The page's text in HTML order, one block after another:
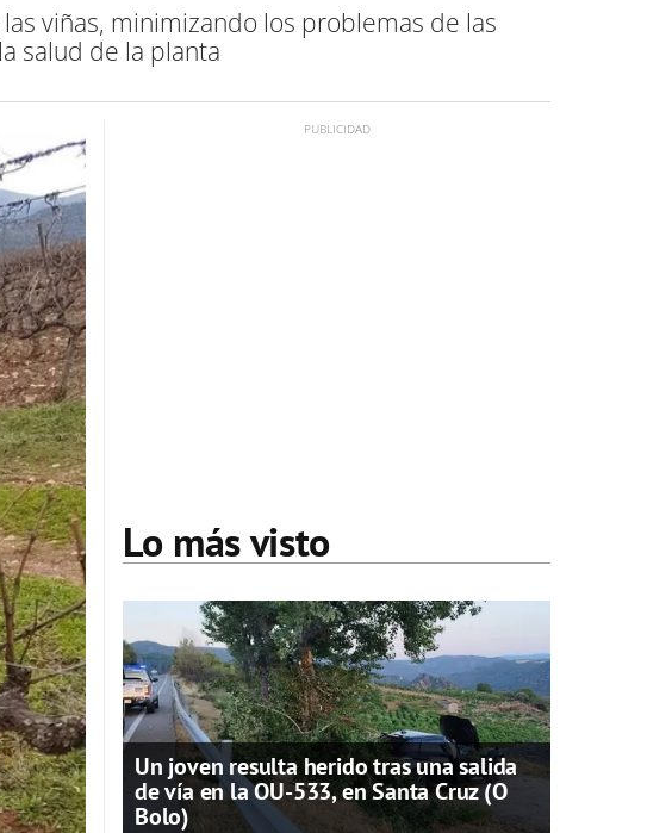
viñas, minimizando los problemas de las
salud de la planta
Lo más visto
Un joven resulta herido tras una salida
de vía en la OU-533, en Santa Cruz (O
Bolo)